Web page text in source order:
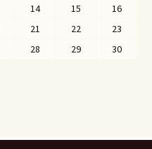
14 15
16
21 22
23
28 29
30